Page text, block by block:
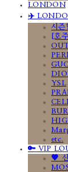
LONDON
✈️
시즌
[호
YSL
etc.
🔑 VIP
🤎